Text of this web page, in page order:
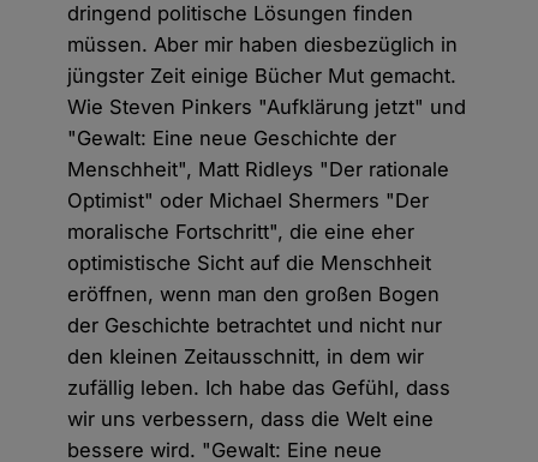
dringend politische Lösungen finden
müssen. Aber mir haben diesbezüglich in
jüngster Zeit einige Bücher Mut gemacht.
Wie Steven Pinkers "Aufklärung jetzt" und
"Gewalt: Eine neue Geschichte der
Menschheit", Matt Ridleys "Der rationale
Optimist" oder Michael Shermers "Der
moralische Fortschritt", die eine eher
optimistische Sicht auf die Menschheit
eröffnen, wenn man den großen Bogen
der Geschichte betrachtet und nicht nur
den kleinen Zeitausschnitt, in dem wir
zufällig leben. Ich habe das Gefühl, dass
wir uns verbessern, dass die Welt eine
bessere wird. "Gewalt: Eine neue